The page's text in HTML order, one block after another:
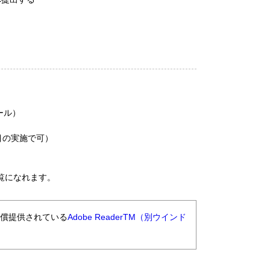
）
実施で可）
になれます。
提供されているAdobe ReaderTM（別ウインド